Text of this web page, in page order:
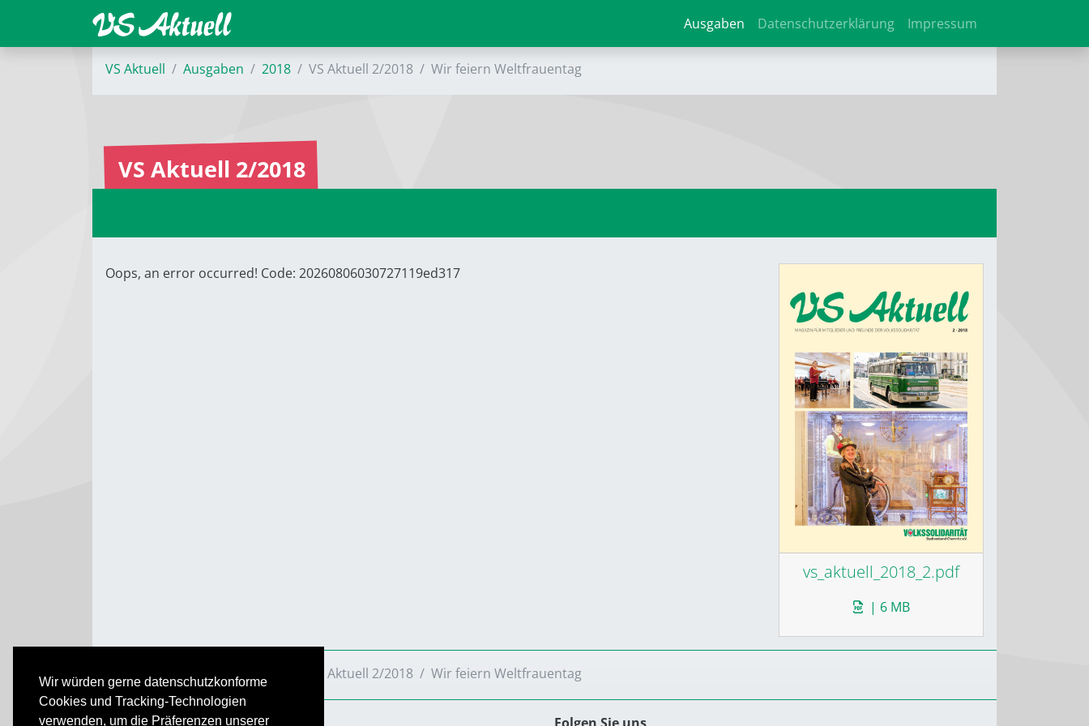
Wir würden gerne datenschutzkonforme
Cookies und Tracking-Technologien
verwenden, um die Präferenzen unserer
Ausgaben Datenschutzerklärung Impressum
VS Aktuell Ausgaben 2018 VS Aktuell 2/2018 Wir feiern ­Weltfrauentag
VS Aktuell 2/2018
vs_aktuell_2018_2.pdf
| 6 MB
Oops, an error occurred! Code: 20260806030727119ed317
VS Aktuell Ausgaben VS Aktuell 2/2018 Wir feiern ­Weltfrauentag